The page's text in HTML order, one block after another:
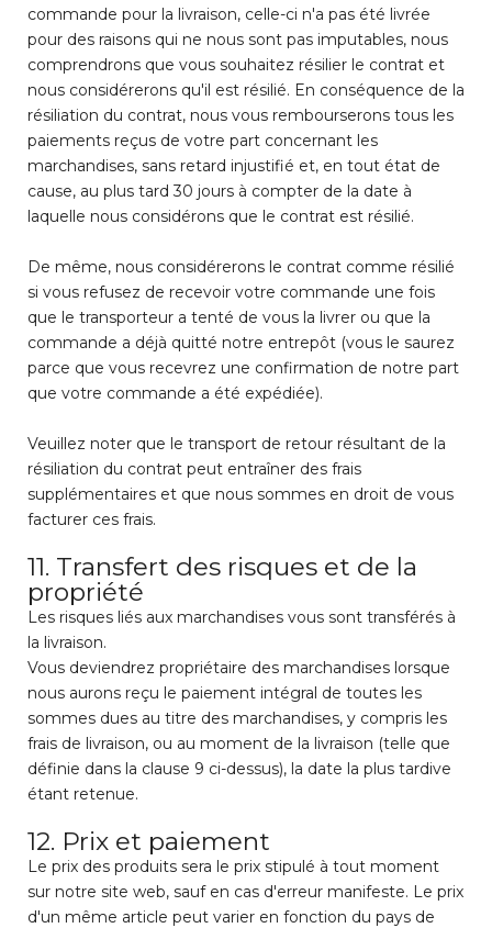
commande pour la livraison, celle-ci n'a pas été livrée
pour des raisons qui ne nous sont pas imputables, nous
comprendrons que vous souhaitez résilier le contrat et
nous considérerons qu'il est résilié. En conséquence de la
résiliation du contrat, nous vous rembourserons tous les
paiements reçus de votre part concernant les
marchandises, sans retard injustifié et, en tout état de
cause, au plus tard 30 jours à compter de la date à
laquelle nous considérons que le contrat est résilié.
De même, nous considérerons le contrat comme résilié
si vous refusez de recevoir votre commande une fois
que le transporteur a tenté de vous la livrer ou que la
commande a déjà quitté notre entrepôt (vous le saurez
parce que vous recevrez une confirmation de notre part
que votre commande a été expédiée).
Veuillez noter que le transport de retour résultant de la
résiliation du contrat peut entraîner des frais
supplémentaires et que nous sommes en droit de vous
facturer ces frais.
11. Transfert des risques et de la
propriété
Les risques liés aux marchandises vous sont transférés à
la livraison.
Vous deviendrez propriétaire des marchandises lorsque
nous aurons reçu le paiement intégral de toutes les
sommes dues au titre des marchandises, y compris les
frais de livraison, ou au moment de la livraison (telle que
définie dans la clause 9 ci-dessus), la date la plus tardive
étant retenue.
12. Prix et paiement
Le prix des produits sera le prix stipulé à tout moment
sur notre site web, sauf en cas d'erreur manifeste. Le prix
d'un même article peut varier en fonction du pays de